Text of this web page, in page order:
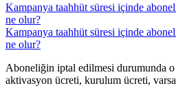
Kampanya taahhüt süresi içinde
ne olur?
Kampanya taahhüt süresi içinde
ne olur?
​Aboneliğin iptal edilmesi durumunda
aktivasyon ücreti, kurulum ücreti,